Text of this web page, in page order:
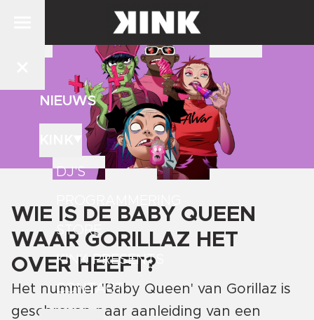
NIEUWS
DJ'S
STORE
KINK PRESENTS
CONTACT
WIE IS DE BABY QUEEN
WAAR GORILLAZ HET
OVER HEEFT?
Het nummer 'Baby Queen' van Gorillaz is
geschreven naar aanleiding van een